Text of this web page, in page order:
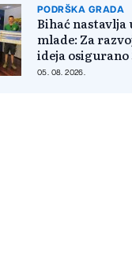
PODRŠKA GRADA
Bihać
mlade: Za
ideja osigurano
05. 08. 2026.